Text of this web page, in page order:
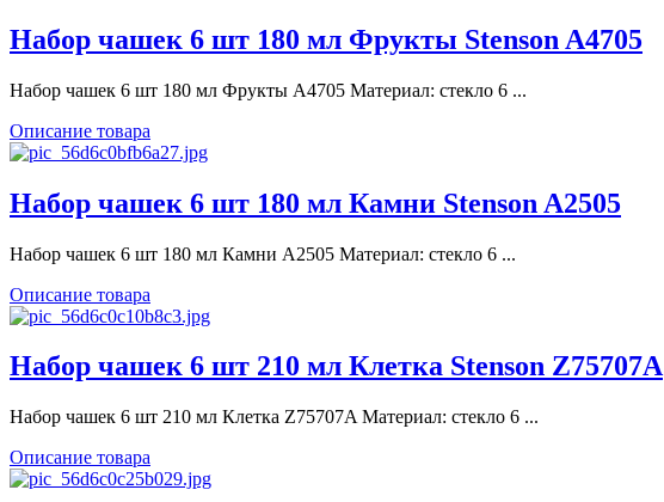
Набор чашек 6 шт 180 мл Фрукты Stenson A4705
Набор чашек 6 шт 180 мл Фрукты A4705 Материал: стекло 6 ...
Описание товара
Набор чашек 6 шт 180 мл Камни Stenson A2505
Набор чашек 6 шт 180 мл Камни A2505 Материал: стекло 6 ...
Описание товара
Набор чашек 6 шт 210 мл Клетка Stenson Z75707A
Набор чашек 6 шт 210 мл Клетка Z75707A Материал: стекло 6 ...
Описание товара